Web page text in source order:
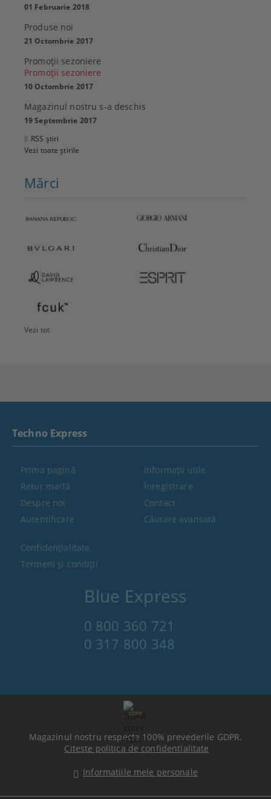
01 Februarie 2018
Produse noi
21 Octombrie 2017
Promoţii sezoniere
Promoţii sezoniere
10 Octombrie 2017
Magazinul nostru s-a deschis
19 Septembrie 2017
RSS știri
Vezi toate știrile
Mărci
Vezi tot
Blue Express
0 800 360 721
0 317 800 348
Techno Express
Prima pagină
Retur marfă
Despre noi
Autentificare
Informaţii utile
Înregistrare
Contact
Căutare avansată
Confidenţialitate
Termeni şi condiţii
GDPR
Magazinul nostru respecta 100% prevederile GDPR.
Citeste politica de confidentialitate
Informatiile mele personale